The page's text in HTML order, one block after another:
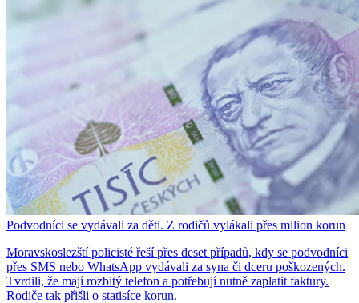
Podvodníci se vydávali za děti. Z rodičů vylákali přes milion korun
Moravskoslezští policisté řeší přes deset případů, kdy se podvodníci
přes SMS nebo WhatsApp vydávali za syna či dceru poškozených.
Tvrdili, že mají rozbitý telefon a potřebují nutně zaplatit faktury.
Rodiče tak přišli o statisíce korun.